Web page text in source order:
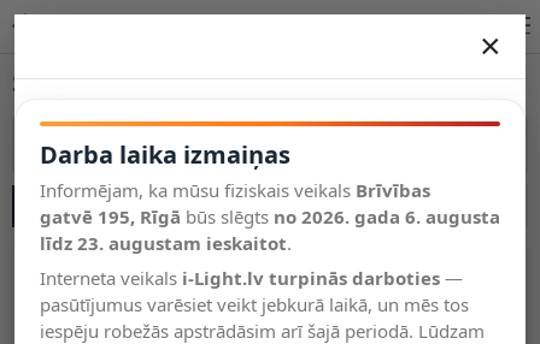
Salīdzināt
Vēlmju
saraksts
Valodas
Sensorlampas
Vairāk kategoriju
×
Darba laika izmaiņas
Informējam, ka mūsu fiziskais veikals Brīvības
gatvē 195, Rīgā būs slēgts no 2026. gada 6. augusta
līdz 23. augustam ieskaitot.
Interneta veikals i-Light.lv turpinās darboties —
pasūtījumus varēsiet veikt jebkurā laikā, un mēs tos
iespēju robežās apstrādāsim arī šajā periodā. Lūdzam